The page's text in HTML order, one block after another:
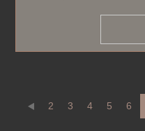
2 3 4 5 6